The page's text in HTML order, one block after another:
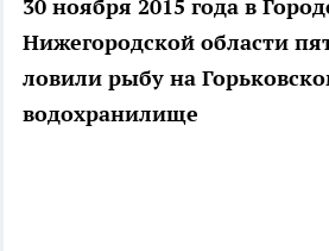
30 ноября 2015 года в
Нижегородской области
ловили рыбу на
водохранилище